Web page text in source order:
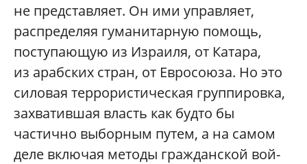
не представляет. Он ими управляет,
распределяя гуманитарную помощь,
поступающую из Израиля, от Катара,
из арабских стран, от Евросоюза. Но это
силовая террористическая группировка,
захватившая власть как будто бы
частично выборным путем, а на самом
деле включая методы гражданской вой­